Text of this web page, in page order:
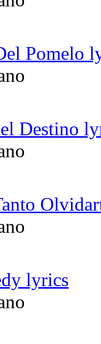
Pomelo
Destino
lyrics